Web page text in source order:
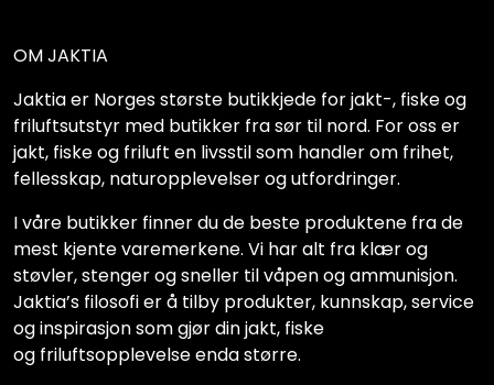
OM JAKTIA
Jaktia er Norges største butikkjede for jakt-, fiske og
friluftsutstyr med butikker fra sør til nord. For oss er
jakt, fiske og friluft en livsstil som handler om frihet,
fellesskap, naturopplevelser og utfordringer.
I våre butikker finner du de beste produktene fra de
mest kjente varemerkene. Vi har alt fra klær og
støvler, stenger og sneller til våpen og ammunisjon.
Jaktia’s filosofi er å tilby produkter, kunnskap, service
og inspirasjon som gjør din jakt, fiske
og friluftsopplevelse enda større.